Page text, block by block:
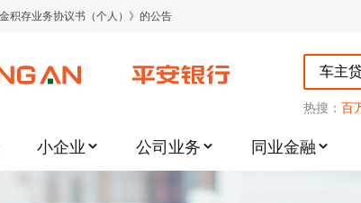
积存业务协议书（个人）》的公告
贵金属业务风险提示的通知
险防范的提示
热搜： 百
小企业 公司业务 同业金融